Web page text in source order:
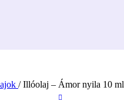
/ Illóolaj – Ámor nyila 10 ml